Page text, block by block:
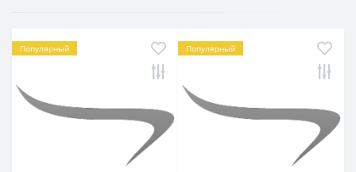
Популярный Популярный